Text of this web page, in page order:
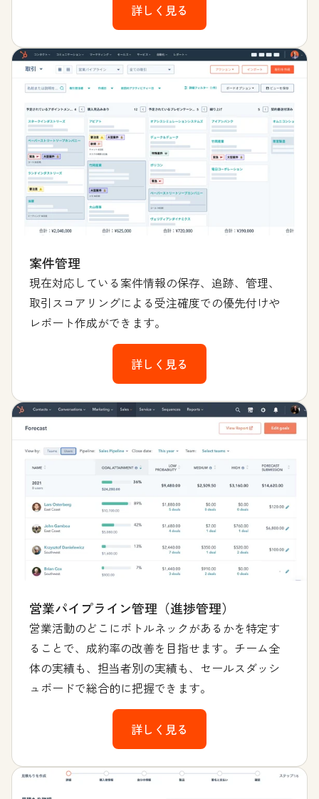
詳しく見る
案件管理
現在対応している案件情報の保存、追跡、管理、
取引スコアリングによる受注確度での優先付けや
レポート作成ができます。
詳しく見る
営業パイプライン管理（進捗管理）
営業活動のどこにボトルネックがあるかを特定す
ることで、成約率の改善を目指せます。チーム全
体の実績も、担当者別の実績も、セールスダッシ
ュボードで総合的に把握できます。
詳しく見る